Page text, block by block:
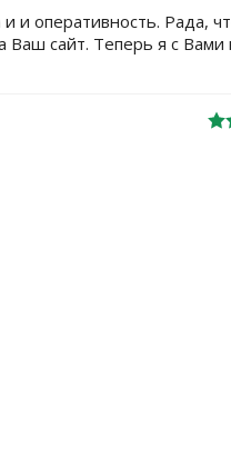
и оперативность. Рада,
Ваш сайт. Теперь я с Вами